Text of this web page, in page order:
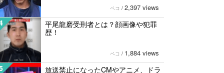
ペコ / 2,397 views
平尾龍磨受刑者とは？顔画像や犯罪
歴！
ペコ / 1,884 views
放送禁止になったCMやアニメ、ドラ